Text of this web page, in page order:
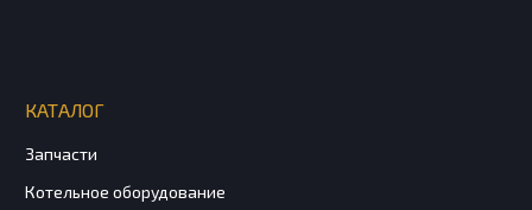
КАТАЛОГ
Запчасти
Котельное оборудование